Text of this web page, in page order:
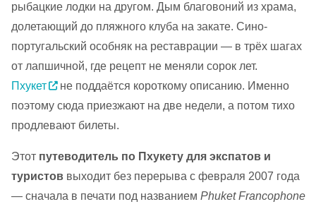
рыбацкие лодки на другом. Дым благовоний из храма,
долетающий до пляжного клуба на закате. Сино-
португальский особняк на реставрации — в трёх шагах
от лапшичной, где рецепт не меняли сорок лет.
Пхукет
не поддаётся короткому описанию. Именно
поэтому сюда приезжают на две недели, а потом тихо
продлевают билеты.
Этот путеводитель по Пхукету для экспатов и
туристоввыходит без перерыва с февраля 2007 года
— сначала в печати под названием Phuket Francophone